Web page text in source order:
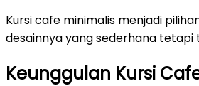
Kursi cafe minimalis menjadi
desainnya yang sederhana
Keunggulan Kursi